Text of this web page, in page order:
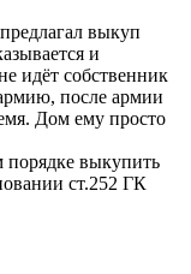
выкуп
и
идёт собственник
после армии
Дом ему просто
порядке выкупить
ст.252 ГК